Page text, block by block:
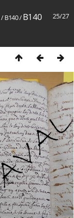
25/27
/B140/B140